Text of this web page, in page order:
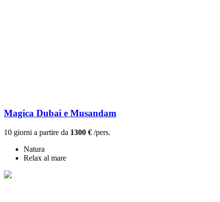
Magica Dubai e Musandam
10 giorni a partire da 1300 € /pers.
Natura
Relax al mare